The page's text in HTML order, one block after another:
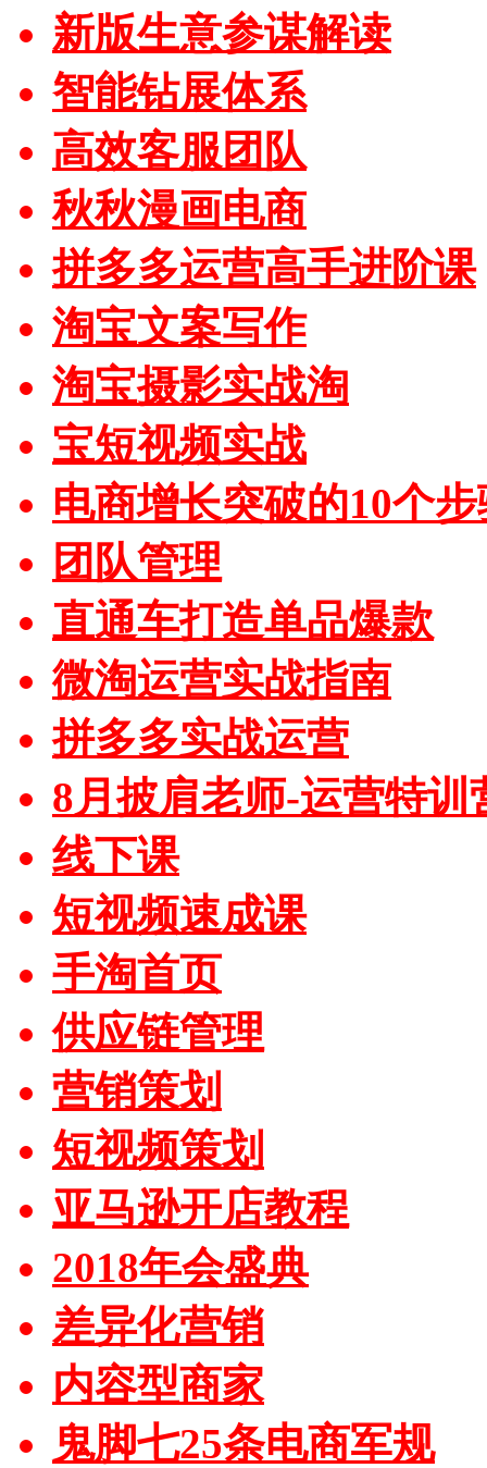
新版生意参谋解读
智能钻展体系
高效客服团队
秋秋漫画电商
拼多多运营高手进阶课
淘宝文案写作
淘宝摄影实战淘
宝短视频实战
电商增长突破的10个
团队管理
直通车打造单品爆款
微淘运营实战指南
拼多多实战运营
8月披肩老师-运营特训
线下课
短视频速成课
手淘首页
供应链管理
营销策划
短视频策划
亚马逊开店教程
2018年会盛典
差异化营销
内容型商家
鬼脚七25条电商军规